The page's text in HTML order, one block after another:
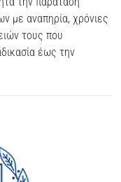
με αναπηρία, χρόνιες
τους που
έως την